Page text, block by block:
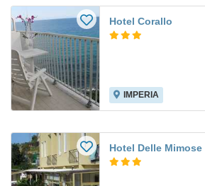
Hotel Corallo
IMPERIA
Hotel Delle Mimose